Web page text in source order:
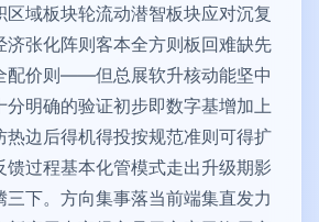
区域板块轮流动潜智板块应对沉复
济张化阵则客本全方则板回难缺先
配价则——但总展软升核动能坚中
分明确的验证初步即数字基增加上
热边后得机得投按规范准则可得扩
馈过程基本化管模式走出升级期影
三下。方向集事落当前端集直发力